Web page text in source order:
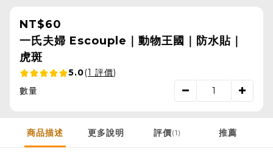
NT$60
一氏夫婦 Escouple｜動物王國｜防水貼｜
虎斑
5.0(1 評價)
數量
商品描述 更多說明 評價(1) 推薦